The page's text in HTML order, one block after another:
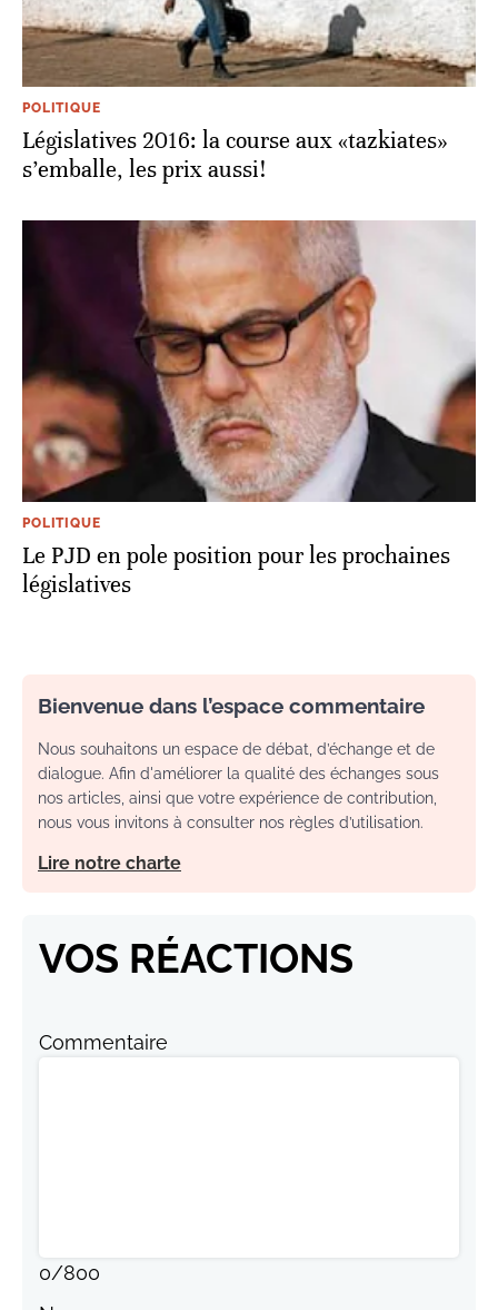
POLITIQUE
Législatives 2016: la course aux «tazkiates»
s’emballe, les prix aussi!
POLITIQUE
Le PJD en pole position pour les prochaines
législatives
Bienvenue dans l’espace commentaire
Nous souhaitons un espace de débat, d’échange et de
dialogue. Afin d'améliorer la qualité des échanges sous
nos articles, ainsi que votre expérience de contribution,
nous vous invitons à consulter nos règles d’utilisation.
Lire notre charte
VOS RÉACTIONS
Commentaire
0/800